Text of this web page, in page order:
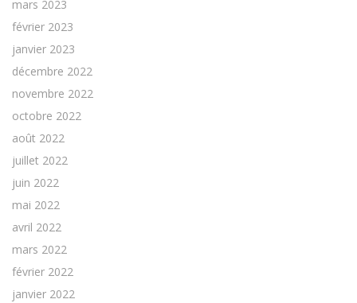
mars 2023
février 2023
janvier 2023
décembre 2022
novembre 2022
octobre 2022
août 2022
juillet 2022
juin 2022
mai 2022
avril 2022
mars 2022
février 2022
janvier 2022